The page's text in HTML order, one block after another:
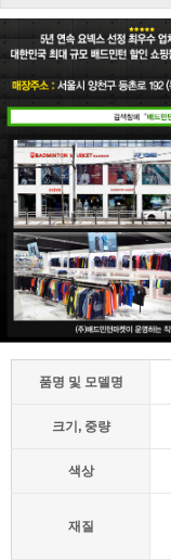
품명 및 모델명
크기, 중량
색상
재질